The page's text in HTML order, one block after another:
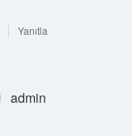
Yanıtla
admin